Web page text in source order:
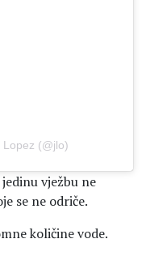
(@jlo)
vježbu ne
se ne odriče.
količine vode.